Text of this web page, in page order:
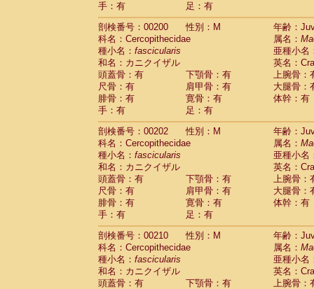
手：有
足：有
剖検番号：00200
性別：M
年齢：
科名：Cercopithecidae
属名：
種小名： fascicularis
亜種小名
和名：カニクイザル
英名：
頭蓋骨：有
下顎骨：有
上腕骨：
尺骨：有
肩甲骨：有
大腿骨：
腓骨：有
寛骨：有
体幹：有
手：有
足：有
剖検番号：00202
性別：M
年齢：
科名：Cercopithecidae
属名：
種小名： fascicularis
亜種小名
和名：カニクイザル
英名：
頭蓋骨：有
下顎骨：有
上腕骨：
尺骨：有
肩甲骨：有
大腿骨：
腓骨：有
寛骨：有
体幹：有
手：有
足：有
剖検番号：00210
性別：M
年齢：
科名：Cercopithecidae
属名：
種小名： fascicularis
亜種小名
和名：カニクイザル
英名：
頭蓋骨：有
下顎骨：有
上腕骨：